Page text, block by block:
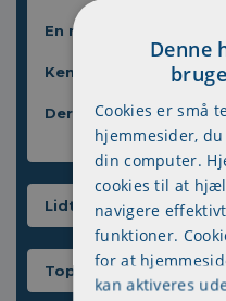
En mystisk leg
Kender du europas
Der er 7 piger i en bus
Lidt til smilebåndet
Top 5
Denne
Cookies er små
hjemmesider,
din computer.
cookies til at
navigere
funktioner.
for at
kan aktiveres